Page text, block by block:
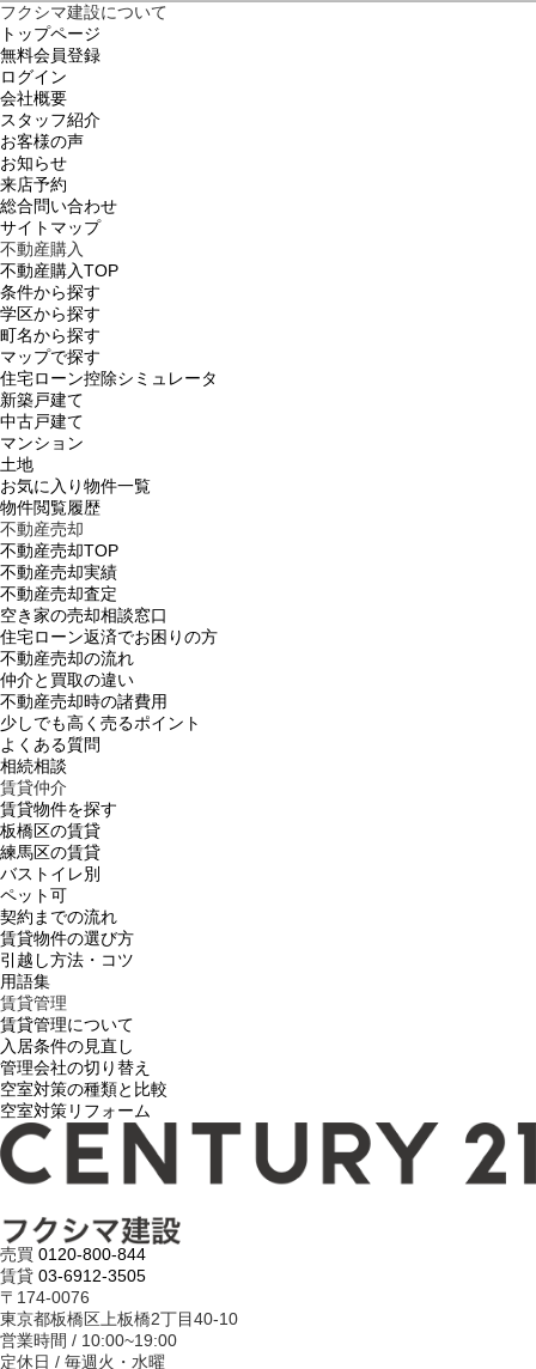
フクシマ建設について
トップページ
無料会員登録
ログイン
会社概要
スタッフ紹介
お客様の声
お知らせ
来店予約
総合問い合わせ
サイトマップ
不動産購入
不動産購入TOP
条件から探す
学区から探す
町名から探す
マップで探す
住宅ローン控除シミュレータ
新築戸建て
中古戸建て
マンション
土地
お気に入り物件一覧
物件閲覧履歴
不動産売却
不動産売却TOP
不動産売却実績
不動産売却査定
空き家の売却相談窓口
住宅ローン返済でお困りの方
不動産売却の流れ
仲介と買取の違い
不動産売却時の諸費用
少しでも高く売るポイント
よくある質問
相続相談
賃貸仲介
賃貸物件を探す
板橋区の賃貸
練馬区の賃貸
バストイレ別
ペット可
契約までの流れ
賃貸物件の選び方
引越し方法・コツ
用語集
賃貸管理
賃貸管理について
入居条件の見直し
管理会社の切り替え
空室対策の種類と比較
空室対策リフォーム
売買 0120-800-844
賃貸 03-6912-3505
〒174-0076
東京都板橋区上板橋2丁目40-10
営業時間 / 10:00~19:00
定休日 / 毎週火・水曜